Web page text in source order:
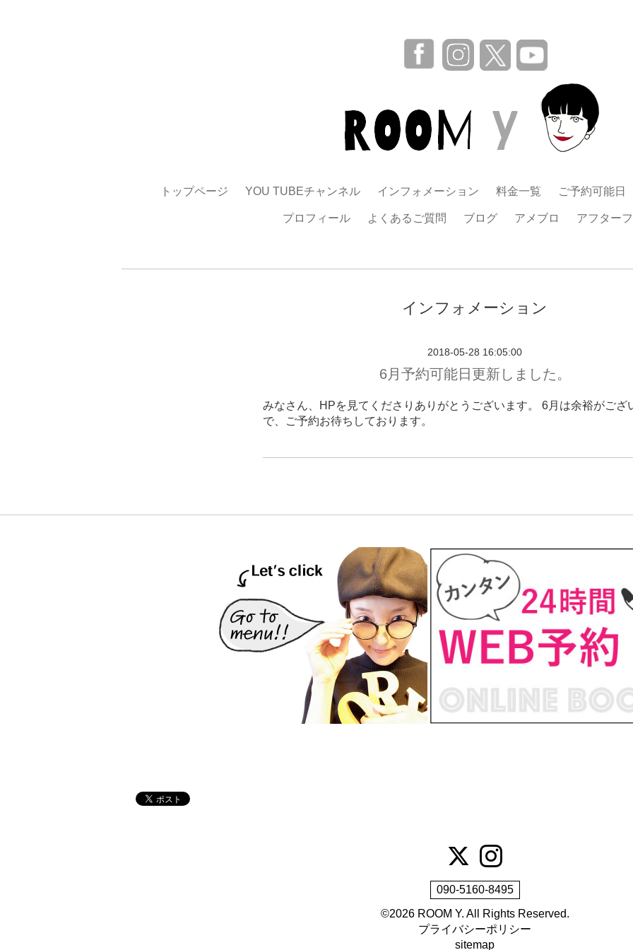
トップページ YOU TUBEチャンネル インフォメーション 料金一覧 ご予約可能日
プロフィール よくあるご質問 ブログ アメブロ アフター
インフォメーション
2018-05-28 16:05:00
6月予約可能日更新しました。
みなさん、HPを見てくださりありがとうございます。 6月は余裕がござ
で、ご予約お待ちしております。
090-5160-8495
©2026 ROOM Y. All Rights Reserved.
プライバシーポリシー
sitemap